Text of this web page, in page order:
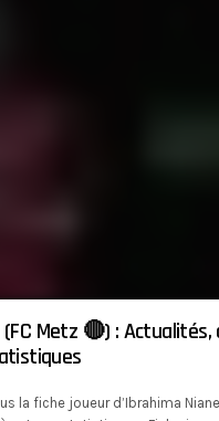
Metz 🔴) : Actualités,
la fiche joueur d’Ibrahima